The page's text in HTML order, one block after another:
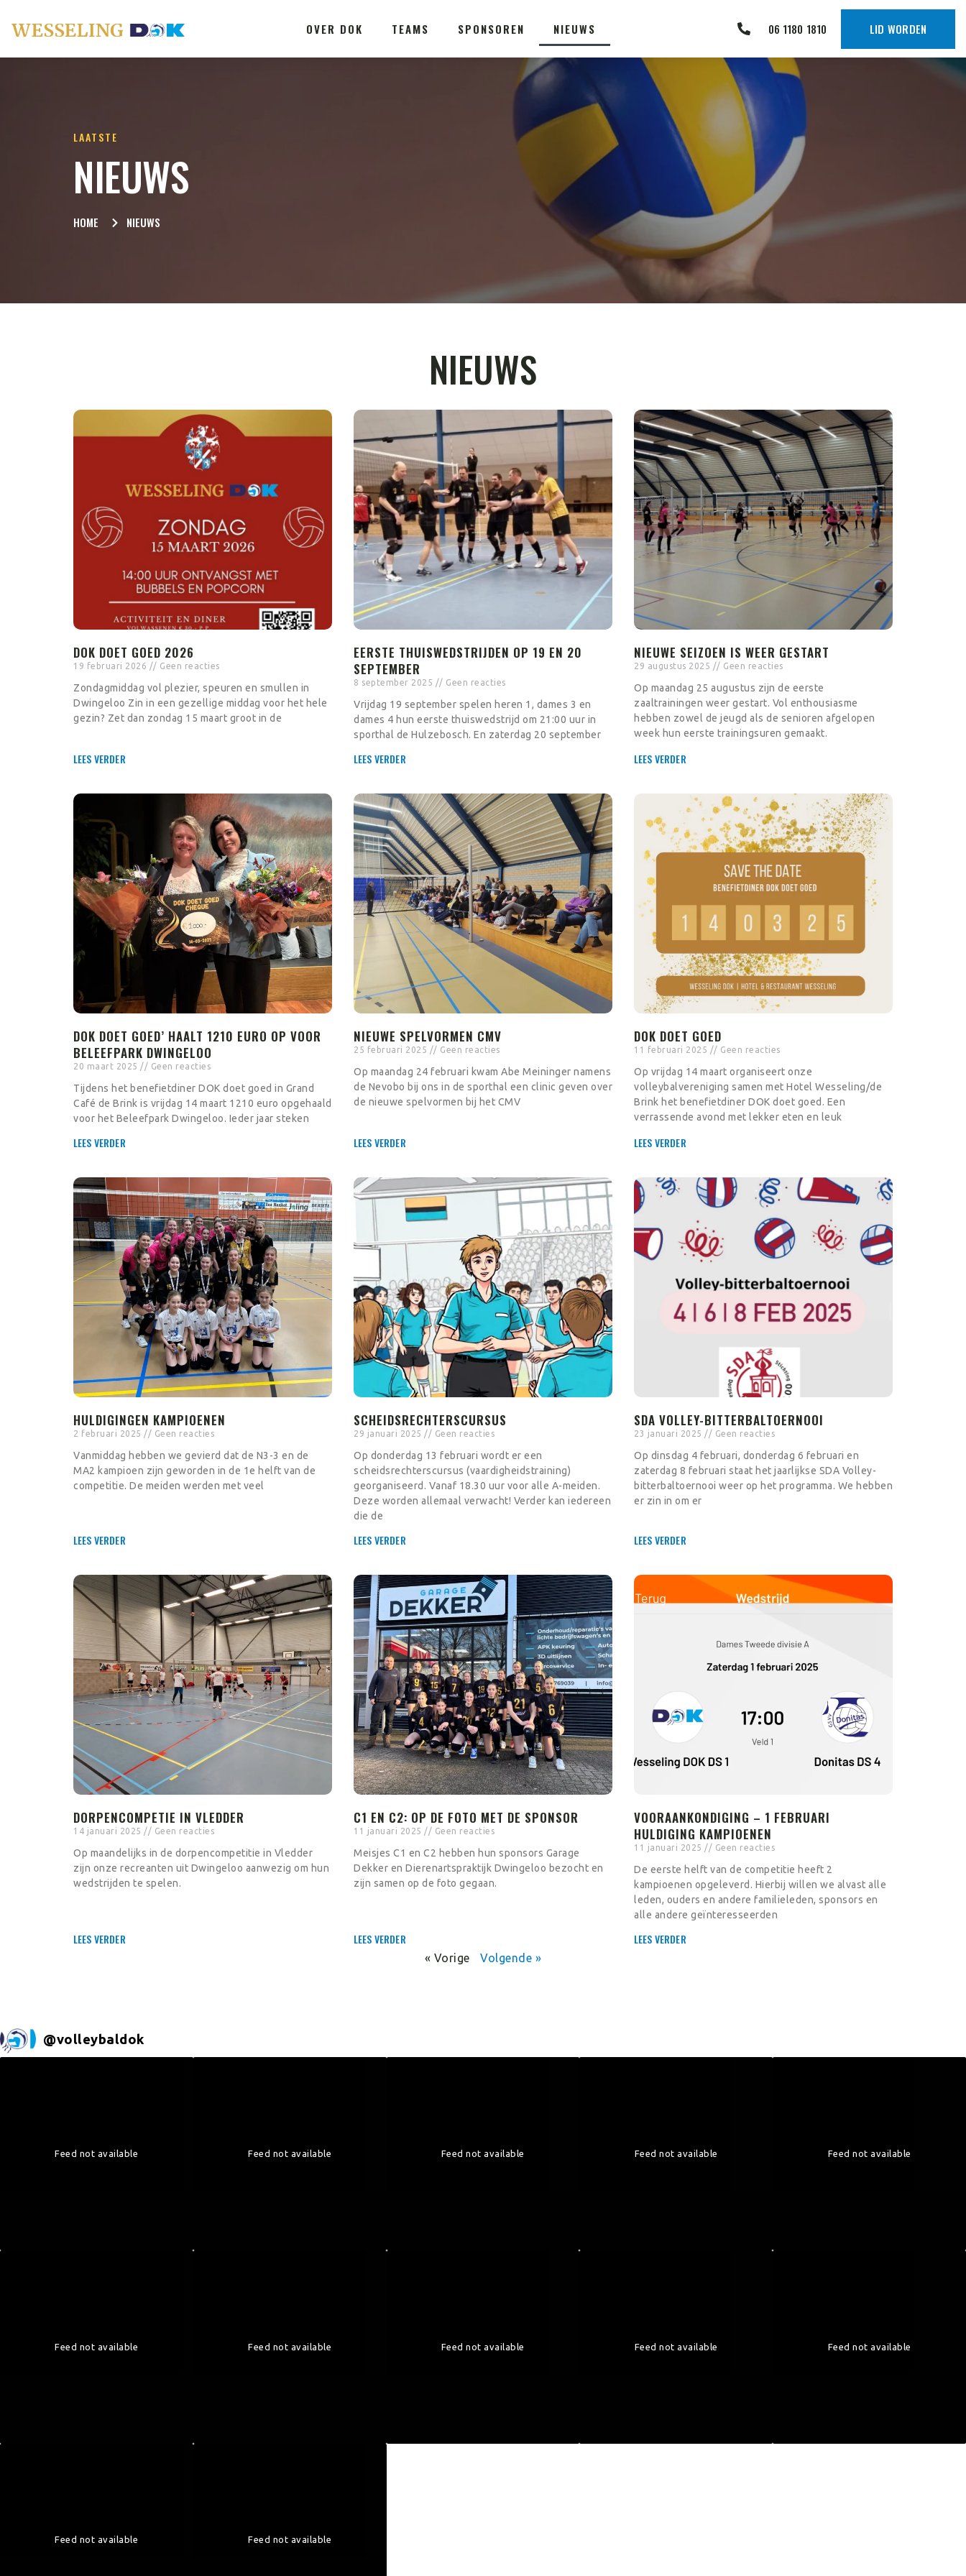
OVER DOK TEAMS SPONSOREN NIEUWS 06 1180 1810 LID WORDEN
LAATSTE
NIEUWS
HOME NIEUWS
NIEUWS
DOK DOET GOED 2026
19 februari 2026 Geen reacties
Zondagmiddag vol plezier, speuren en smullen in
Dwingeloo Zin in een gezellige middag voor het hele
gezin? Zet dan zondag 15 maart groot in de
LEES VERDER
EERSTE THUISWEDSTRIJDEN OP 19 EN 20
SEPTEMBER
8 september 2025 Geen reacties
Vrijdag 19 september spelen heren 1, dames 3 en
dames 4 hun eerste thuiswedstrijd om 21:00 uur in
sporthal de Hulzebosch. En zaterdag 20 september
LEES VERDER
NIEUWE SEIZOEN IS WEER GESTART
29 augustus 2025 Geen reacties
Op maandag 25 augustus zijn de eerste
zaaltrainingen weer gestart. Vol enthousiasme
hebben zowel de jeugd als de senioren afgelopen
week hun eerste trainingsuren gemaakt.
LEES VERDER
DOK DOET GOED’ HAALT 1210 EURO OP VOOR
BELEEFPARK DWINGELOO
20 maart 2025 Geen reacties
Tijdens het benefietdiner DOK doet goed in Grand
Café de Brink is vrijdag 14 maart 1210 euro opgehaald
voor het Beleefpark Dwingeloo. Ieder jaar steken
LEES VERDER
NIEUWE SPELVORMEN CMV
25 februari 2025 Geen reacties
Op maandag 24 februari kwam Abe Meininger namens
de Nevobo bij ons in de sporthal een clinic geven over
de nieuwe spelvormen bij het CMV
LEES VERDER
DOK DOET GOED
11 februari 2025 Geen reacties
Op vrijdag 14 maart organiseert onze
volleybalvereniging samen met Hotel Wesseling/de
Brink het benefietdiner DOK doet goed. Een
verrassende avond met lekker eten en leuk
LEES VERDER
HULDIGINGEN KAMPIOENEN
2 februari 2025 Geen reacties
Vanmiddag hebben we gevierd dat de N3-3 en de
MA2 kampioen zijn geworden in de 1e helft van de
competitie. De meiden werden met veel
LEES VERDER
SCHEIDSRECHTERSCURSUS
29 januari 2025 Geen reacties
Op donderdag 13 februari wordt er een
scheidsrechterscursus (vaardigheidstraining)
georganiseerd. Vanaf 18.30 uur voor alle A-meiden.
Deze worden allemaal verwacht! Verder kan iedereen
die de
LEES VERDER
SDA VOLLEY-BITTERBALTOERNOOI
23 januari 2025 Geen reacties
Op dinsdag 4 februari, donderdag 6 februari en
zaterdag 8 februari staat het jaarlijkse SDA Volley-
bitterbaltoernooi weer op het programma. We hebben
er zin in om er
LEES VERDER
DORPENCOMPETIE IN VLEDDER
14 januari 2025 Geen reacties
Op maandelijks in de dorpencompetitie in Vledder
zijn onze recreanten uit Dwingeloo aanwezig om hun
wedstrijden te spelen.
LEES VERDER
C1 EN C2: OP DE FOTO MET DE SPONSOR
11 januari 2025 Geen reacties
Meisjes C1 en C2 hebben hun sponsors Garage
Dekker en Dierenartspraktijk Dwingeloo bezocht en
zijn samen op de foto gegaan.
LEES VERDER
VOORAANKONDIGING – 1 FEBRUARI
HULDIGING KAMPIOENEN
11 januari 2025 Geen reacties
De eerste helft van de competitie heeft 2
kampioenen opgeleverd. Hierbij willen we alvast alle
leden, ouders en andere familieleden, sponsors en
alle andere geïnteresseerden
LEES VERDER
« Vorige Volgende »
@volleybaldok
Feed not available Feed not available Feed not available Feed not available Feed not available
Feed not available Feed not available Feed not available Feed not available Feed not available
Feed not available Feed not available